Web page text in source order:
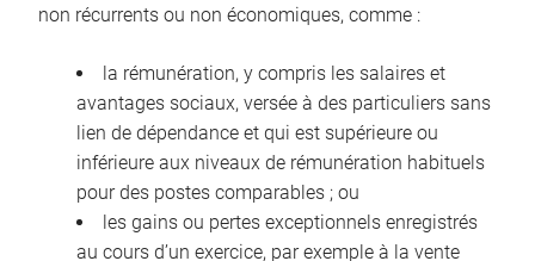
non récurrents ou non économiques, comme :
la rémunération, y compris les salaires et
avantages sociaux, versée à des particuliers sans
lien de dépendance et qui est supérieure ou
inférieure aux niveaux de rémunération habituels
pour des postes comparables ; ou
les gains ou pertes exceptionnels enregistrés
au cours d’un exercice, par exemple à la vente